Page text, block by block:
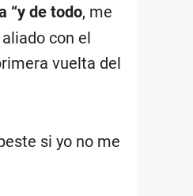
“y de todo, me
con el
vuelta del
si yo no me